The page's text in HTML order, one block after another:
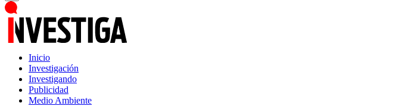
Inicio
Investigación
Investigando
Publicidad
Medio Ambiente